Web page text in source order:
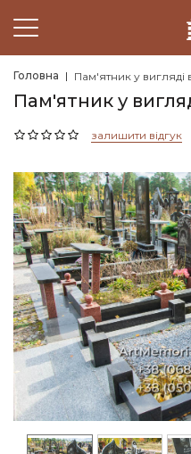
Головна Пам'ятник у вигляді
Пам'ятник у
залишити відгук